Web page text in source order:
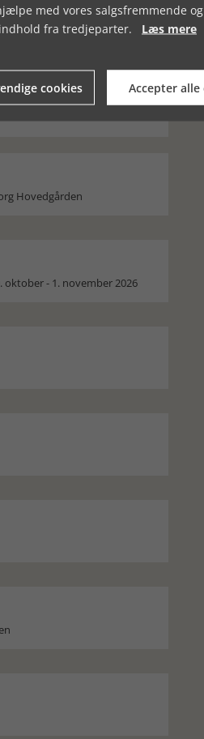
Hovedgården
oktober - 1. november 2026
med vores salgsfremmende og
fra tredjeparter. Læs mere
cookies Accepter alle